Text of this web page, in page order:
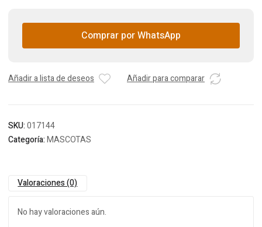
Comprar por WhatsApp
Añadir a lista de deseos Añadir para comparar
SKU:017144
Categoría:MASCOTAS
Valoraciones (0)
No hay valoraciones aún.